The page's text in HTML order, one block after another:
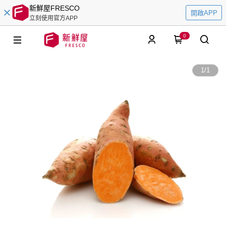
新鮮屋FRESCO
立刻使用官方APP
開啟APP
0
1/1